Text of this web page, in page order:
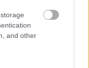
and other
vitték el a mezőtúri
változásokról döntött
visszakapják